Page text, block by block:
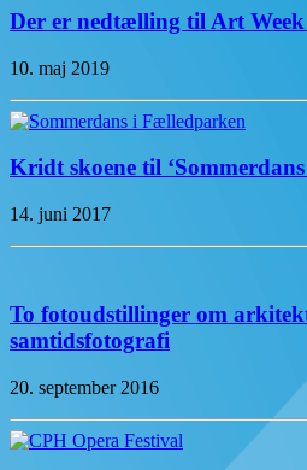
Der er nedtælling til Art Week
10. maj 2019
Kridt skoene til
14. juni 2017
To fotoudstillinger om
samtidsfotografi
20. september 2016